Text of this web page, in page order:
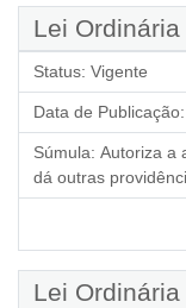
Lei
Status: Vigente
Data de Publicação:
Súmula: Autoriza a
dá outras
Lei